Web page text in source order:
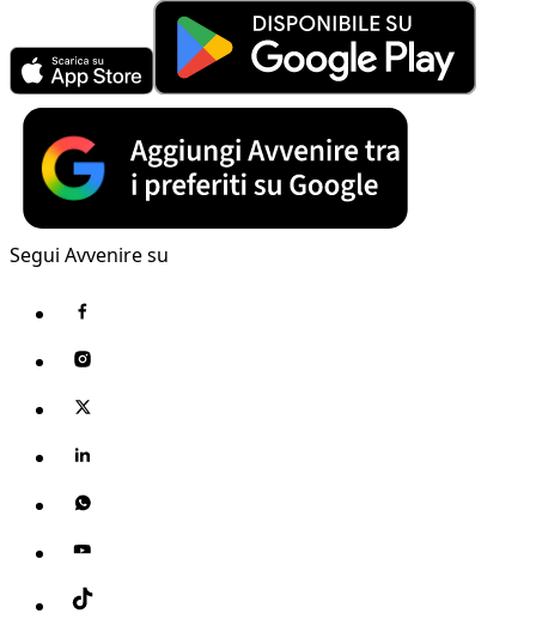
Segui Avvenire su